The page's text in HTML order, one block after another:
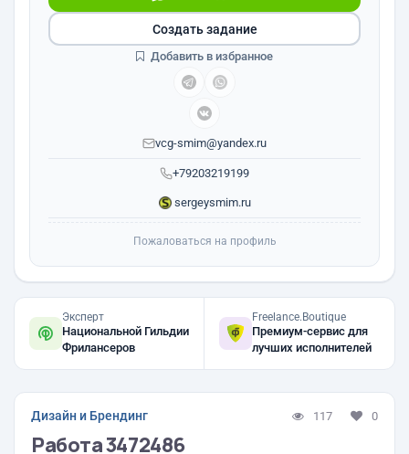
+79203219199
vcg-smim@yandex.ru
sergeysmim.ru
Создать задание
Добавить в избранное
Пожаловаться на профиль
Эксперт
Национальной Гильдии
Фрилансеров
Freelance.Boutique
Премиум-сервис для
лучших исполнителей
Дизайн и Брендинг 117 0
Работа 3472486